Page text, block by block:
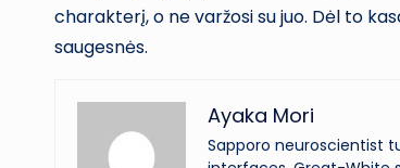
charakterį, o ne varžosi su juo. Dėl to
saugesnės.
Ayaka Mori
Sapporo neuroscientist